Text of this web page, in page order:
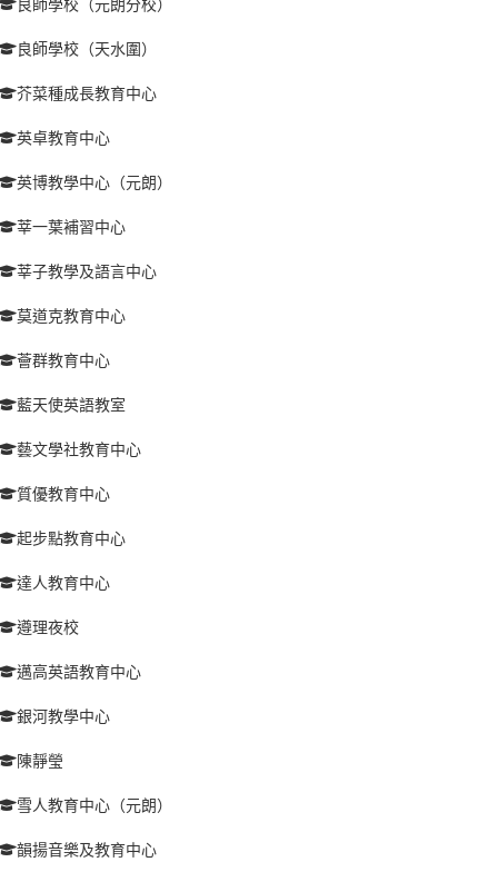
良師學校（天水圍）
芥菜種成長教育中心
英卓教育中心
英博教學中心（元朗）
莘一葉補習中心
莘子教學及語言中心
莫道克教育中心
薈群教育中心
藍天使英語教室
藝文學社教育中心
質優教育中心
起步點教育中心
達人教育中心
遵理夜校
邁高英語教育中心
銀河教學中心
陳靜瑩
雪人教育中心（元朗）
韻揚音樂及教育中心